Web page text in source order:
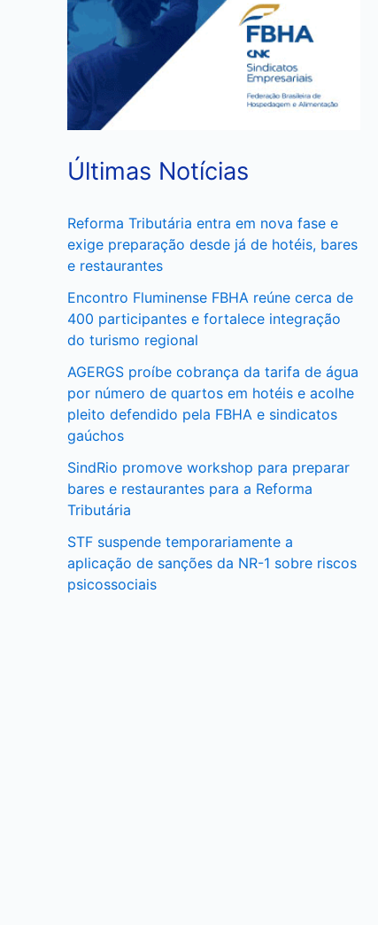
Últimas Notícias
Reforma Tributária entra em nova fase e
exige preparação desde já de hotéis, bares
e restaurantes
Encontro Fluminense FBHA reúne cerca de
400 participantes e fortalece integração
do turismo regional
AGERGS proíbe cobrança da tarifa de água
por número de quartos em hotéis e acolhe
pleito defendido pela FBHA e sindicatos
gaúchos
SindRio promove workshop para preparar
bares e restaurantes para a Reforma
Tributária
STF suspende temporariamente a
aplicação de sanções da NR-1 sobre riscos
psicossociais